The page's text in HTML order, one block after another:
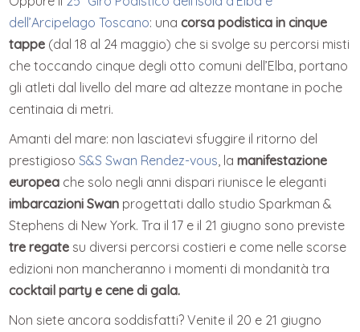
dell’Arcipelago Toscano: unacorsa podistica in cinque
tappe (dal 18 al 24 maggio) che si svolge su percorsi misti
che toccando cinque degli otto comuni dell’Elba, portano
gli atleti dal livello del mare ad altezze montane in poche
centinaia di metri.
Amanti del mare: non lasciatevi sfuggire il ritorno del
prestigiosoS&S Swan Rendez-vous , lamanifestazione
europea che solo negli anni dispari riunisce le eleganti
imbarcazioni Swan progettati dallo studio Sparkman &
Stephens di New York. Tra il 17 e il 21 giugno sono previste
tre regate su diversi percorsi costieri e come nelle scorse
edizioni non mancheranno i momenti di mondanità tra
cocktail party e cene di gala.
Non siete ancora soddisfatti? Venite il 20 e 21 giugno